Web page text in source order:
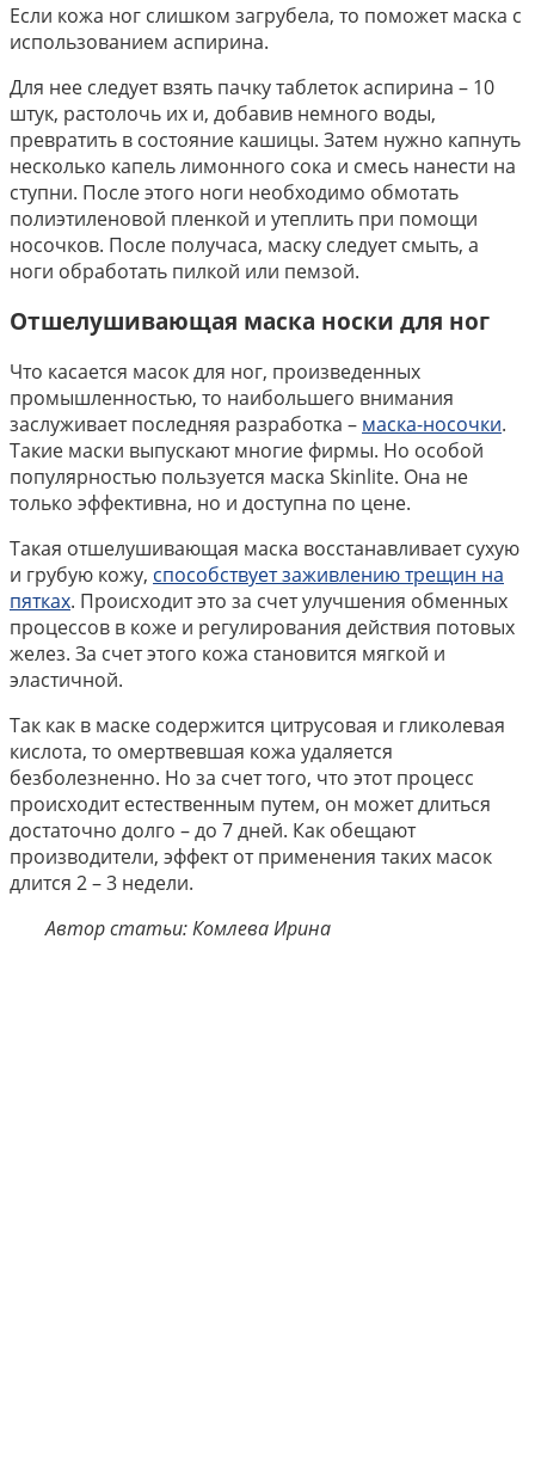
Если кожа ног слишком загрубела, то поможет маска с
использованием аспирина.
Для нее следует взять пачку таблеток аспирина – 10
штук, растолочь их и, добавив немного воды,
превратить в состояние кашицы. Затем нужно капнуть
несколько капель лимонного сока и смесь нанести на
ступни. После этого ноги необходимо обмотать
полиэтиленовой пленкой и утеплить при помощи
носочков. После получаса, маску следует смыть, а
ноги обработать пилкой или пемзой.
Отшелушивающая маска носки для ног
Что касается масок для ног, произведенных
промышленностью, то наибольшего внимания
заслуживает последняя разработка – маска-носочки.
Такие маски выпускают многие фирмы. Но особой
популярностью пользуется маска Skinlite. Она не
только эффективна, но и доступна по цене.
Такая отшелушивающая маска восстанавливает сухую
и грубую кожу, способствует заживлению трещин на
пятках. Происходит это за счет улучшения обменных
процессов в коже и регулирования действия потовых
желез. За счет этого кожа становится мягкой и
эластичной.
Так как в маске содержится цитрусовая и гликолевая
кислота, то омертвевшая кожа удаляется
безболезненно. Но за счет того, что этот процесс
происходит естественным путем, он может длиться
достаточно долго – до 7 дней. Как обещают
производители, эффект от применения таких масок
длится 2 – 3 недели.
Автор статьи: Комлева Ирина